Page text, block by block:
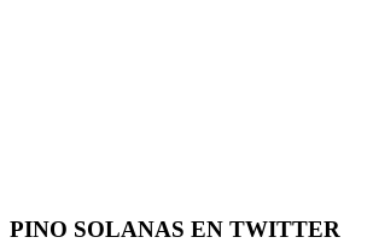
PINO SOLANAS EN TWITTER